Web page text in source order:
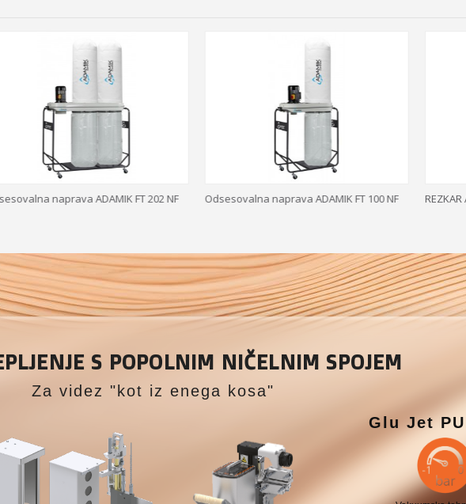
ADAMIK FT 202 NF Odsesovalna naprava ADAMIK FT 100 NF REZKAR ADAMIK
S POPOLNIM NIČELNIM SPOJEM
Za videz "kot iz enega kosa"
Glu Jet